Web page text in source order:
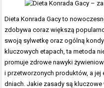
Dieta Konrada Gacy to
zdobywa coraz większą
swoją sylwetkę oraz ogólną
kluczowych etapach, ta metoda
promuje zdrowe nawyki
i przetworzonych produktów, a jej
dniach. Jakie zasady są